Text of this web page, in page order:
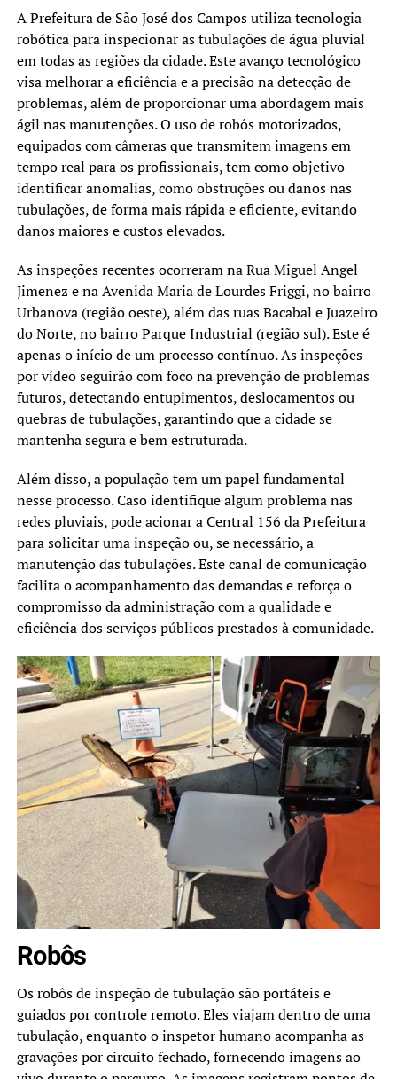
A Prefeitura de São José dos Campos utiliza tecnologia
robótica para inspecionar as tubulações de água pluvial
em todas as regiões da cidade. Este avanço tecnológico
visa melhorar a eficiência e a precisão na detecção de
problemas, além de proporcionar uma abordagem mais
ágil nas manutenções. O uso de robôs motorizados,
equipados com câmeras que transmitem imagens em
tempo real para os profissionais, tem como objetivo
identificar anomalias, como obstruções ou danos nas
tubulações, de forma mais rápida e eficiente, evitando
danos maiores e custos elevados.
As inspeções recentes ocorreram na Rua Miguel Angel
Jimenez e na Avenida Maria de Lourdes Friggi, no bairro
Urbanova (região oeste), além das ruas Bacabal e Juazeiro
do Norte, no bairro Parque Industrial (região sul). Este é
apenas o início de um processo contínuo. As inspeções
por vídeo seguirão com foco na prevenção de problemas
futuros, detectando entupimentos, deslocamentos ou
quebras de tubulações, garantindo que a cidade se
mantenha segura e bem estruturada.
Além disso, a população tem um papel fundamental
nesse processo. Caso identifique algum problema nas
redes pluviais, pode acionar a Central 156 da Prefeitura
para solicitar uma inspeção ou, se necessário, a
manutenção das tubulações. Este canal de comunicação
facilita o acompanhamento das demandas e reforça o
compromisso da administração com a qualidade e
eficiência dos serviços públicos prestados à comunidade.
Robôs
Os robôs de inspeção de tubulação são portáteis e
guiados por controle remoto. Eles viajam dentro de uma
tubulação, enquanto o inspetor humano acompanha as
gravações por circuito fechado, fornecendo imagens ao